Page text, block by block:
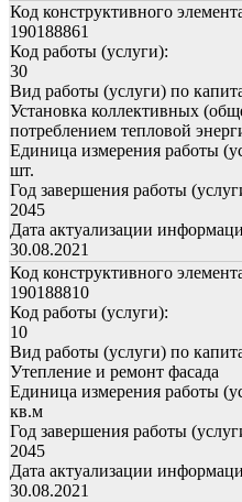
Код конструктивного
190188861
Код работы (услуги):
30
Вид работы (услуги) по
Установка коллективных
потреблением тепловой
Единица измерения работы
шт.
Год завершения работы
2045
Дата актуализации
30.08.2021
Код конструктивного
190188810
Код работы (услуги):
10
Вид работы (услуги) по
Утепление и ремонт фасада
Единица измерения работы
кв.м
Год завершения работы
2045
Дата актуализации
30.08.2021